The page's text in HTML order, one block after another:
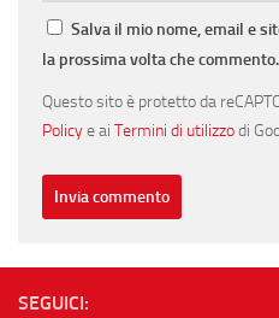
Salva il mio nome, email e
la prossima volta che commento.
Questo sito è protetto da
Policye ai Termini di utilizzodi
SEGUICI: